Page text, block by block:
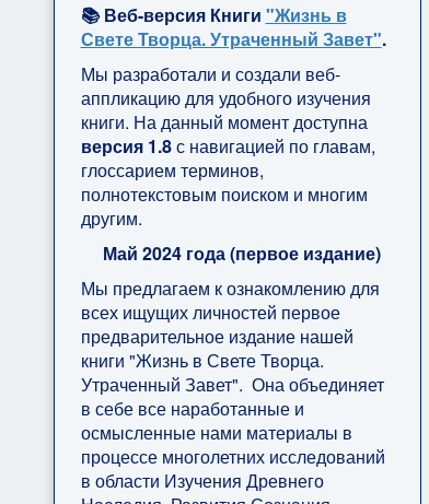
📚 Веб-версия Книги "Жизнь в
Свете Творца. Утраченный Завет".
Мы разработали и создали веб-
аппликацию для удобного изучения
книги. На данный момент доступна
версия 1.8с навигацией по главам,
глоссарием терминов,
полнотекстовым поиском и многим
другим.
Май 2024 года (первое издание)
Мы предлагаем к ознакомлению для
всех ищущих личностей первое
предварительное издание нашей
книги "Жизнь в Свете Творца.
Утраченный Завет". Она объединяет
в себе все наработанные и
осмысленные нами материалы в
процессе многолетних исследований
в области Изучения Древнего